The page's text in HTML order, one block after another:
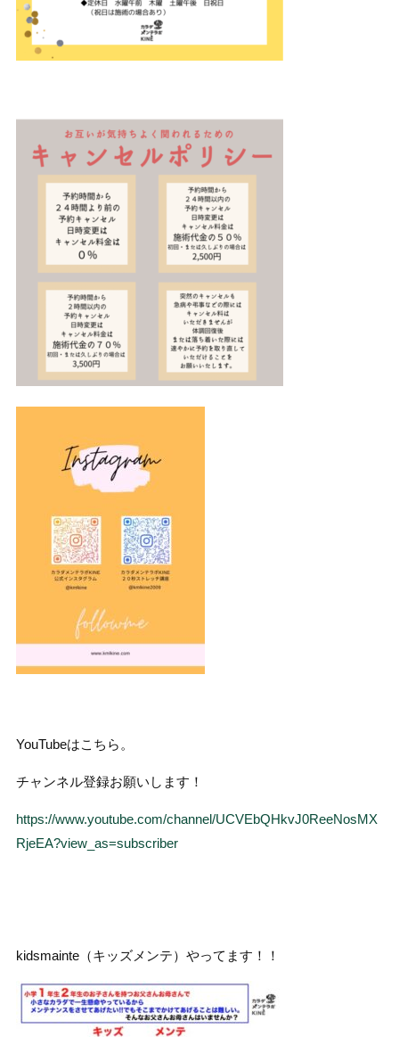
YouTubeはこちら。
チャンネル登録お願いします！
https://www.youtube.com/channel/UCVEbQHkvJ0ReeNosMX
RjeEA?view_as=subscriber
kidsmainte（キッズメンテ）やってます！！